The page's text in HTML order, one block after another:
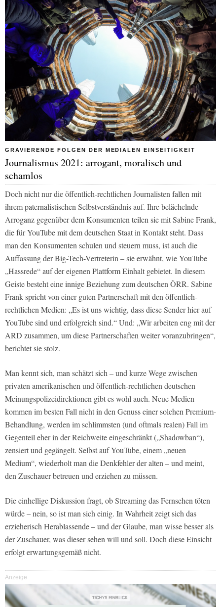
GRAVIERENDE FOLGEN DER MEDIALEN EINSEITIGKEIT
Journalismus 2021: arrogant, moralisch und
schamlos
Doch nicht nur die öffentlich-rechtlichen Journalisten fallen mit
ihrem paternalistischen Selbstverständnis auf. Ihre belächelnde
Arroganz gegenüber dem Konsumenten teilen sie mit Sabine Frank,
die für YouTube mit dem deutschen Staat in Kontakt steht. Dass
man den Konsumenten schulen und steuern muss, ist auch die
Auffassung der Big-Tech-Vertreterin – sie erwähnt, wie YouTube
„Hassrede“ auf der eigenen Plattform Einhalt gebietet. In diesem
Geiste besteht eine innige Beziehung zum deutschen ÖRR. Sabine
Frank spricht von einer guten Partnerschaft mit den öffentlich-
rechtlichen Medien: „Es ist uns wichtig, dass diese Sender hier auf
YouTube sind und erfolgreich sind.“ Und: „Wir arbeiten eng mit der
ARD zusammen, um diese Partnerschaften weiter voranzubringen“,
berichtet sie stolz.
Man kennt sich, man schätzt sich – und kurze Wege zwischen
privaten amerikanischen und öffentlich-rechtlichen deutschen
Meinungspolizeidirektionen gibt es wohl auch. Neue Medien
kommen im besten Fall nicht in den Genuss einer solchen Premium-
Behandlung, werden im schlimmsten (und oftmals realen) Fall im
Gegenteil eher in der Reichweite eingeschränkt („Shadowban“),
zensiert und gegängelt. Selbst auf YouTube, einem „neuen
Medium“, wiederholt man die Denkfehler der alten – und meint,
den Zuschauer betreuen und erziehen zu müssen.
Die einhellige Diskussion fragt, ob Streaming das Fernsehen töten
würde – nein, so ist man sich einig. In Wahrheit zeigt sich das
erzieherisch Herablassende – und der Glaube, man wisse besser als
der Zuschauer, was dieser sehen will und soll. Doch diese Einsicht
erfolgt erwartungsgemäß nicht.
Anzeige